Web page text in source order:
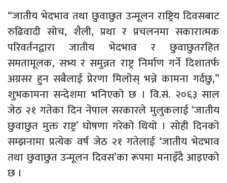
“जातीय भेदभाव तथा छुवाछुत उन्मूलन राष्ट्रिय दिवसबाट
रुढिवादी सोच, शैली, प्रथा र प्रचलनमा सकारात्मक
परिवर्तनद्वारा जातीय भेदभाव र छुवाछुतरहित
समतामूलक, सभ्य र समुन्नत राष्ट्र निर्माण गर्ने दिशातर्फ
अग्रसर हुन सबैलाई प्रेरणा मिलोस् भन्ने कामना गर्दछु,”
शुभकामना सन्देशमा भनिएको छ । वि.सं. २०६३ साल
जेठ २१ गतेका दिन नेपाल सरकारले मुलुकलाई ‘जातीय
छुवाछुत मुक्त राष्ट्र’ घोषणा गरेको थियो । सोही दिनको
सम्झनामा प्रत्येक वर्ष जेठ २१ गतेलाई ‘जातीय भेदभाव
तथा छुवाछुत उन्मूलन दिवस’का रूपमा मनाइँदै आइएको
छ ।